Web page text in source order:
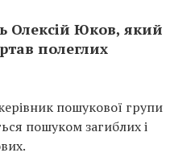
Олексій Юков, який
полеглих
пошукової групи
пошуком загиблих і